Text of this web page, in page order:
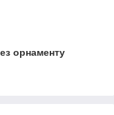
орнаменту